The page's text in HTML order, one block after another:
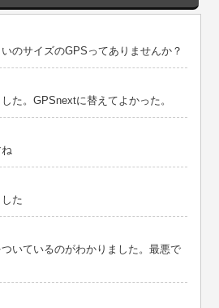
いリアル位置
くれるのでイチロクにしました
ぐに証拠とれますね
大きくてもいい。
あって性能はいいと思う
のサイズのGPSってありませんか？
た。GPSnextに替えてよかった。
た
いているのがわかりました。最悪で